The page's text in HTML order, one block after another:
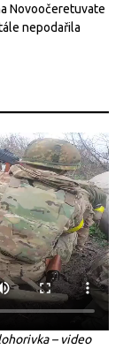
Novoočeretuvate
nepodařila
– video